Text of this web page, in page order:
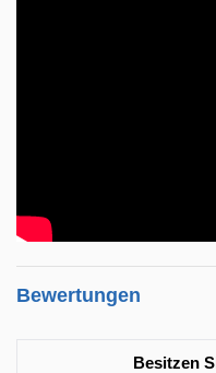
Bewertungen
Besitzen